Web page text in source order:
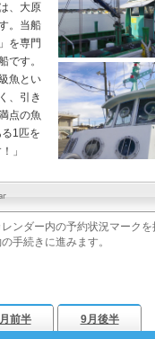
、大原
。当船
を専門
です。
魚とい
、引き
点の魚
1匹を
」
ンダー内の予約状況マーク
手続きに進みます。
前半 9月後半